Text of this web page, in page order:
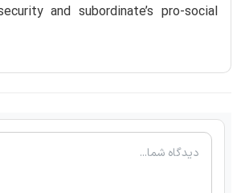
and subordinate’s pro-social